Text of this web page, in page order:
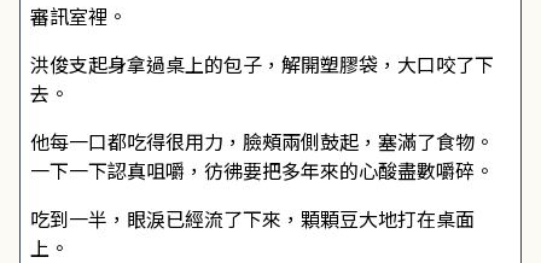
審訊室裡。
洪俊支起身拿過桌上的包子，解開塑膠袋，大口咬了下
去。
他每一口都吃得很用力，臉頰兩側鼓起，塞滿了食物。
一下一下認真咀嚼，彷彿要把多年來的心酸盡數嚼碎。
吃到一半，眼淚已經流了下來，顆顆豆大地打在桌面
上。